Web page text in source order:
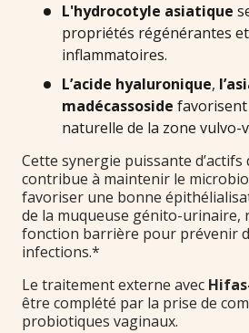
L'hydrocotyle asiatique
propriétés régénérantes
inflammatoires.
L’acide hyaluronique,
madécassoside favorisent
naturelle de la zone vulvo-
Cette synergie puissante
contribue à maintenir le
favoriser une bonne
de la muqueuse génito-urinaire,
fonction barrière pour prévenir
infections.*
Le traitement externe avec
être complété par la prise de
probiotiques vaginaux.